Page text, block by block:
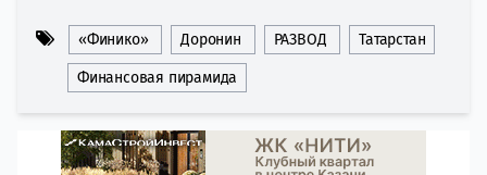
«Финико» Доронин РАЗВОД Татарстан
Финансовая пирамида